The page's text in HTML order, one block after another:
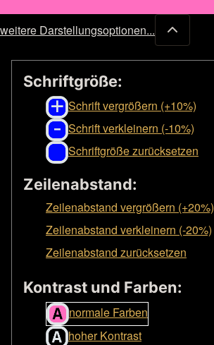
weitere Darstellungsoptionen...
Schriftgröße:
Schrift vergrößern (+10%)
Schrift verkleinern (-10%)
Schriftgröße zurücksetzen
Zeilenabstand:
Zeilenabstand vergrößern (+20%)
Zeilenabstand verkleinern (-20%)
Zeilenabstand zurücksetzen
Kontrast und Farben:
normale Farben
hoher Kontrast